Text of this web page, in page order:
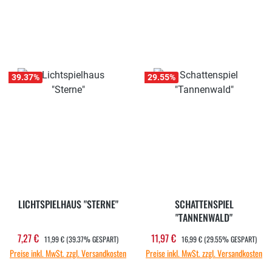
39.37%
LICHTSPIELHAUS "STERNE"
Verkaufspreis:
7,27 € REGULÄRER PREIS:
11,99 €(39.37% GESPART)
Preise inkl. MwSt. zzgl. Versandkosten
29.55%
SCHATTENSPIEL
"TANNENWALD"
Verkaufspreis:
11,97 € REGULÄRER PREIS:
16,99 €(29.55% GESPART)
Preise inkl. MwSt. zzgl. Versandkosten